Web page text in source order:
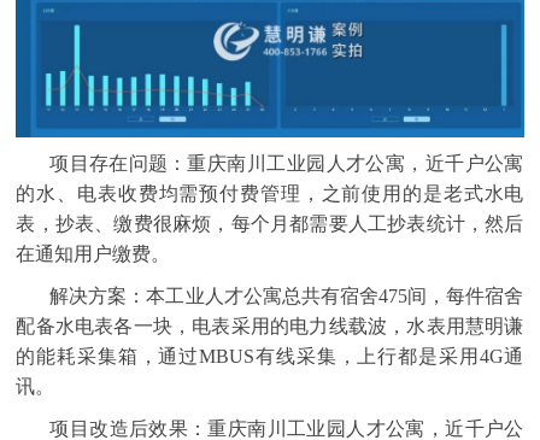
项目存在问题：重庆南川工业园人才公寓，近千户公寓
的水、电表收费均需预付费管理，之前使用的是老式水电
表，抄表、缴费很麻烦，每个月都需要人工抄表统计，然后
在通知用户缴费。
解决方案：本工业人才公寓总共有宿舍475间，每件宿舍
配备水电表各一块，电表采用的电力线载波，水表用慧明谦
的能耗采集箱，通过MBUS有线采集，上行都是采用4G通
讯。
项目改造后效果：重庆南川工业园人才公寓，近千户公